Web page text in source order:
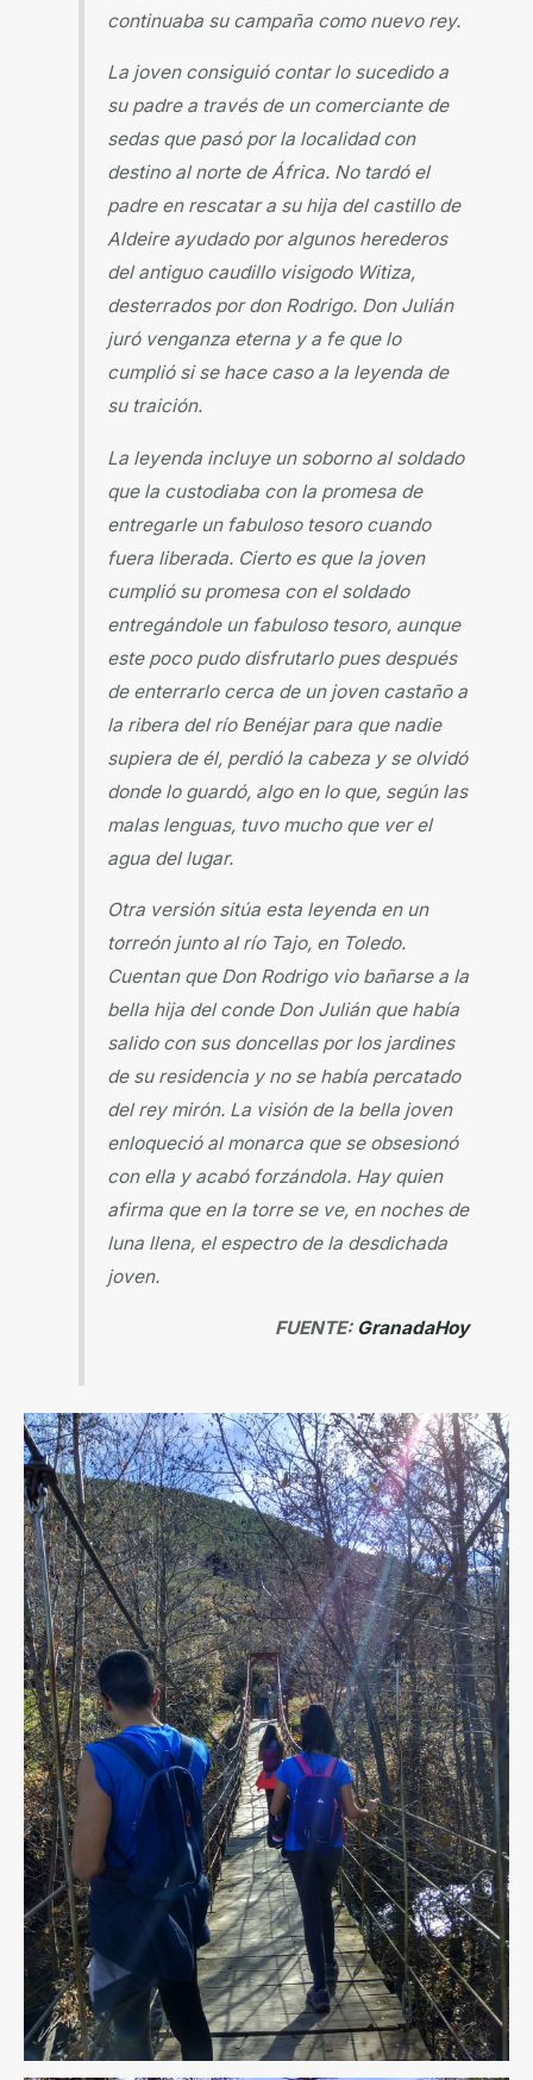
continuaba su campaña como nuevo rey.
La joven consiguió contar lo sucedido a
su padre a través de un comerciante de
sedas que pasó por la localidad con
destino al norte de África. No tardó el
padre en rescatar a su hija del castillo de
Aldeire ayudado por algunos herederos
del antiguo caudillo visigodo Witiza,
desterrados por don Rodrigo. Don Julián
juró venganza eterna y a fe que lo
cumplió si se hace caso a la leyenda de
su traición.
La leyenda incluye un soborno al soldado
que la custodiaba con la promesa de
entregarle un fabuloso tesoro cuando
fuera liberada. Cierto es que la joven
cumplió su promesa con el soldado
entregándole un fabuloso tesoro, aunque
este poco pudo disfrutarlo pues después
de enterrarlo cerca de un joven castaño a
la ribera del río Benéjar para que nadie
supiera de él, perdió la cabeza y se olvidó
donde lo guardó, algo en lo que, según las
malas lenguas, tuvo mucho que ver el
agua del lugar.
Otra versión sitúa esta leyenda en un
torreón junto al río Tajo, en Toledo.
Cuentan que Don Rodrigo vio bañarse a la
bella hija del conde Don Julián que había
salido con sus doncellas por los jardines
de su residencia y no se había percatado
del rey mirón. La visión de la bella joven
enloqueció al monarca que se obsesionó
con ella y acabó forzándola. Hay quien
afirma que en la torre se ve, en noches de
luna llena, el espectro de la desdichada
joven.
FUENTE: GranadaHoy